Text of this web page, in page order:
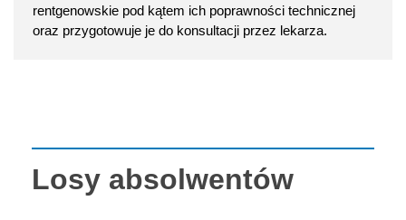
rentgenowskie pod kątem ich poprawności technicznej
oraz przygotowuje je do konsultacji przez lekarza.
Losy absolwentów